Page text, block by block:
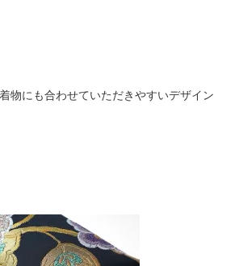
物にも合わせていただきやすいデザイン